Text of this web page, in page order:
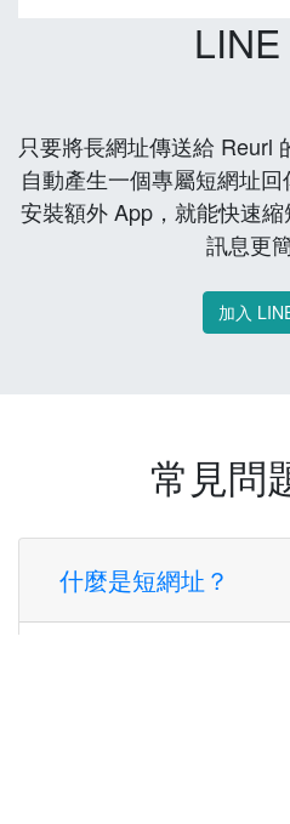
只要將長網址傳送給 Reurl
自動產生一個專屬短網址
安裝額外 App，就能快速縮
訊息更簡
加入
常見問
什麼是短網址？